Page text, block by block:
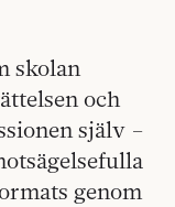
skolan
och
själv –
genom